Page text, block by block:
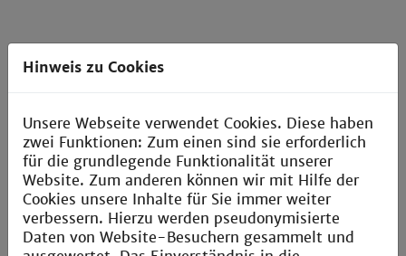
Vorqualifikation
Betriebswirtschaftslehre
Studierende mit der Vorqualifikation
Betriebswirtschaftslehre haben zunächst zu Beginn
ihres Studiums während eines obligatorisch zu
absolvierenden 20-tägigen Technischen
Grundpraktikums, Grundkenntnisse in der
Elektrotechnik und im Maschinenbau und deren
wichtigste spanende und spanlose
Bearbeitungsverfahren erworben.
Hinweis zu Cookies
Unsere Webseite verwendet Cookies. Diese haben
zwei Funktionen: Zum einen sind sie erforderlich
für die grundlegende Funktionalität unserer
Website. Zum anderen können wir mit Hilfe der
Cookies unsere Inhalte für Sie immer weiter
verbessern. Hierzu werden pseudonymisierte
Daten von Website-Besuchern gesammelt und